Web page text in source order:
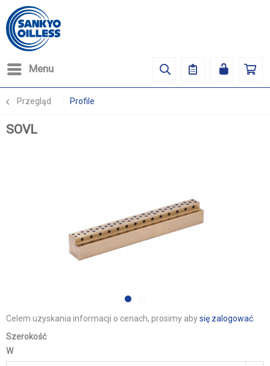
Menu
Przegląd Profile
SOVL
Celem uzyskania informacji o cenach, prosimy abysię zalogować
Szerokość
W